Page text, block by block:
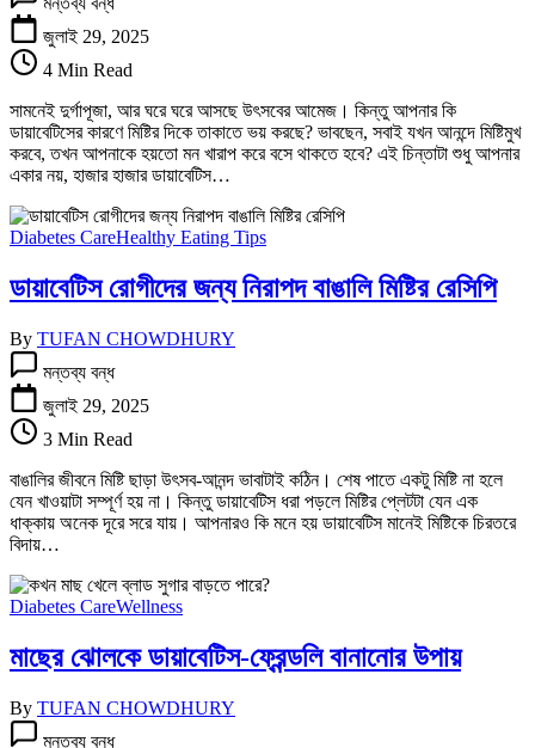
মিষ্টি
খাওয়া
নিয়ে
আর
চিন্তা
নয়:
৩টি
সহজ
ও
নিরাপদ
রেসিপি
তে
জুলাই 29, 2025
4 Min Read
সামনেই দুর্গাপূজা, আর ঘরে ঘরে আসছে উৎসবের আমেজ। কিন্তু আপনার কি
ডায়াবেটিসের কারণে মিষ্টির দিকে তাকাতে ভয় করছে? ভাবছেন, সবাই যখন আনন্দে মিষ্টিমুখ
করবে, তখন আপনাকে হয়তো মন খারাপ করে বসে থাকতে হবে? এই চিন্তাটা শুধু আপনার
একার নয়, হাজার হাজার ডায়াবেটিস…
Diabetes CareHealthy Eating Tips
ডায়াবেটিস রোগীদের জন্য নিরাপদ বাঙালি মিষ্টির রেসিপি
By TUFAN CHOWDHURY
রোগীদের
জন্য
নিরাপদ
বাঙালি
মিষ্টির
রেসিপি
তে
মন্তব্য বন্ধ
জুলাই 29, 2025
3 Min Read
বাঙালির জীবনে মিষ্টি ছাড়া উৎসব-আনন্দ ভাবাটাই কঠিন। শেষ পাতে একটু মিষ্টি না হলে
যেন খাওয়াটা সম্পূর্ণ হয় না। কিন্তু ডায়াবেটিস ধরা পড়লে মিষ্টির প্লেটটা যেন এক
ধাক্কায় অনেক দূরে সরে যায়। আপনারও কি মনে হয় ডায়াবেটিস মানেই মিষ্টিকে চিরতরে
বিদায়…
Diabetes CareWellness
মাছের ঝোলকে ডায়াবেটিস-ফ্রেন্ডলি বানানোর উপায়
By TUFAN CHOWDHURY
মন্তব্য বন্ধ